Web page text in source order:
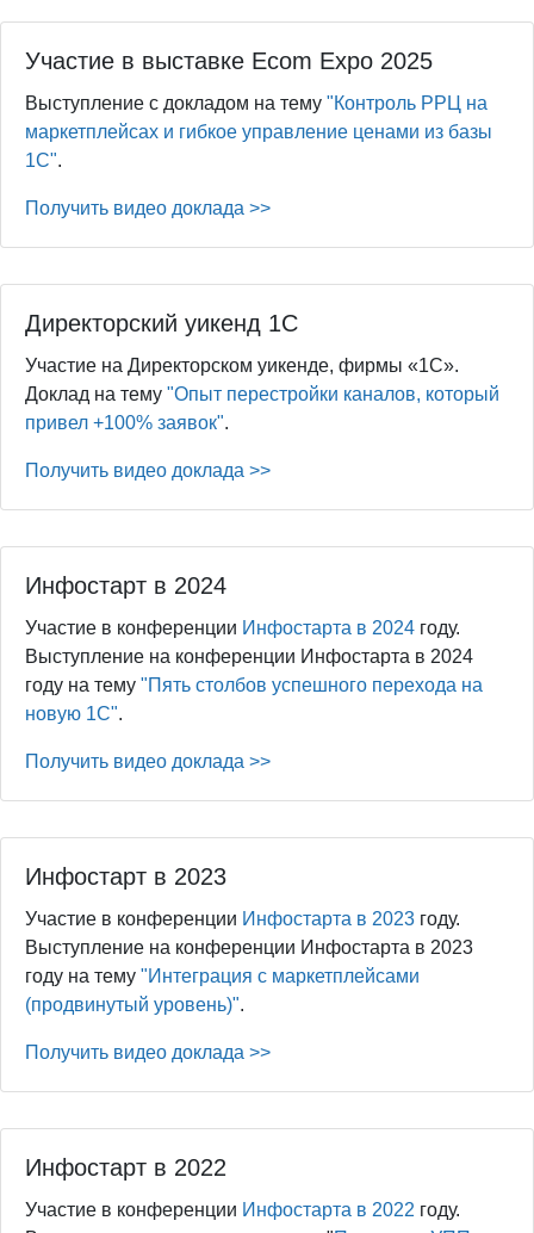
Участие в выставке Ecom Expo 2025
Выступление с докладом на тему "Контроль РРЦ на
маркетплейсах и гибкое управление ценами из базы
1С".
Получить видео доклада >>
Директорский уикенд 1С
Участие на Директорском уикенде, фирмы «1С».
Доклад на тему "Опыт перестройки каналов, который
привел +100% заявок".
Получить видео доклада >>
Инфостарт в 2024
Участие в конференции Инфостарта в 2024 году.
Выступление на конференции Инфостарта в 2024
году на тему "Пять столбов успешного перехода на
новую 1С".
Получить видео доклада >>
Инфостарт в 2023
Участие в конференции Инфостарта в 2023 году.
Выступление на конференции Инфостарта в 2023
году на тему "Интеграция с маркетплейсами
(продвинутый уровень)".
Получить видео доклада >>
Инфостарт в 2022
Участие в конференции Инфостарта в 2022 году.